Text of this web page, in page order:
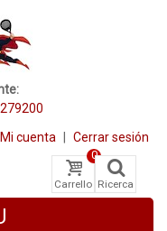
Mi cuenta Cerrar sesión
Carrello
0
Ricerca